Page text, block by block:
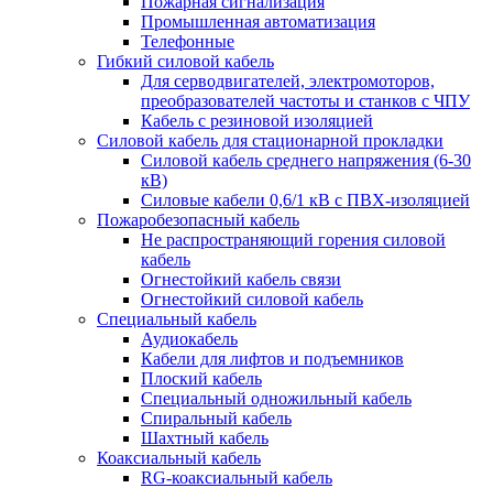
Промышленная автоматизация
Телефонные
Гибкий силовой кабель
Для серводвигателей, электромоторов,
преобразователей частоты и станков с ЧПУ
Кабель с резиновой изоляцией
Силовой кабель для стационарной прокладки
Силовой кабель среднего напряжения (6-30
кВ)
Силовые кабели 0,6/1 кВ с ПВХ-изоляцией
Пожаробезопасный кабель
Не распространяющий горения силовой
кабель
Огнестойкий кабель связи
Огнестойкий силовой кабель
Специальный кабель
Аудиокабель
Кабели для лифтов и подъемников
Плоский кабель
Специальный одножильный кабель
Спиральный кабель
Шахтный кабель
Коаксиальный кабель
RG-коаксиальный кабель